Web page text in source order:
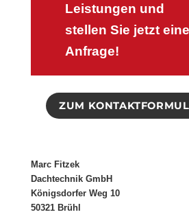
Leistungen und
stellen Sie jetzt eine
Anfrage!
ZUM
Marc Fitzek
Dachtechnik GmbH
Königsdorfer Weg 10
50321 Brühl